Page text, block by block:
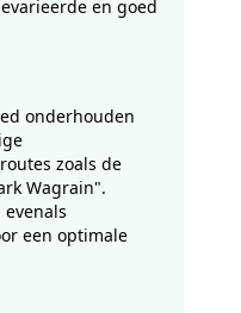
en goed
onderhouden
zoals de
Wagrain".
een optimale